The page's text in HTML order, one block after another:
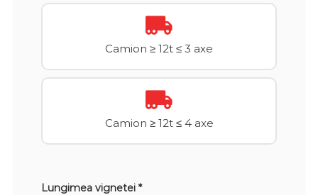
Camion ≥ 12t ≤ 3 axe
Camion ≥ 12t ≤ 4 axe
Lungimea vignetei *